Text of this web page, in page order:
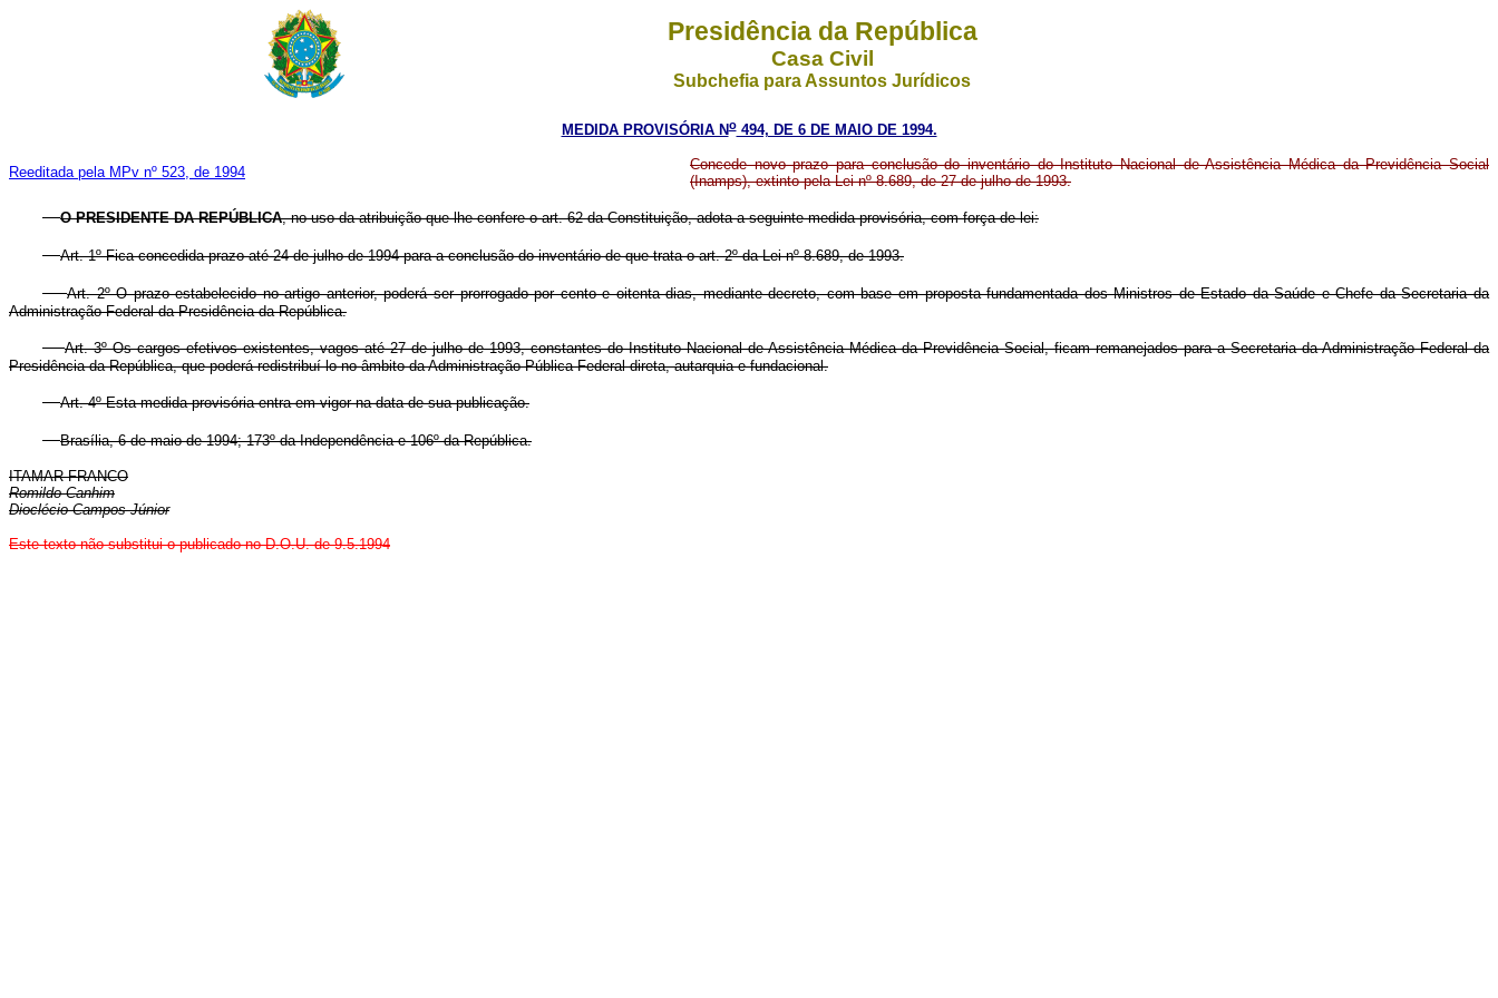
Presidência da República
Casa Civil
Subchefia para Assuntos Jurídicos
MEDIDA PROVISÓRIA No494, DE 6 DE MAIO DE 1994.
Reeditada pela MPv nº 523, de 1994
Concede novo prazo para conclusão do inventário do Instituto Nacional de Assistência Médica da Previdência Social
(Inamps), extinto pela Lei nº 8.689, de 27 de julho de 1993.
O PRESIDENTE DA REPÚBLICA, no uso da atribuição que lhe confere o art. 62 da Constituição, adota a seguinte medida provisória, com força de lei:
Art. 1º Fica concedida prazo até 24 de julho de 1994 para a conclusão do inventário de que trata o art. 2º da Lei nº 8.689, de 1993.
Art. 2º O prazo estabelecido no artigo anterior, poderá ser prorrogado por cento e oitenta dias, mediante decreto, com base em proposta fundamentada dos Ministros de Estado da Saúde e Chefe da Secretaria da
Administração Federal da Presidência da República.
Art. 3º Os cargos efetivos existentes, vagos até 27 de julho de 1993, constantes do Instituto Nacional de Assistência Médica da Previdência Social, ficam remanejados para a Secretaria da Administração Federal da
Presidência da República, que poderá redistribuí-lo no âmbito da Administração Pública Federal direta, autarquia e fundacional.
Art. 4º Esta medida provisória entra em vigor na data de sua publicação.
Brasília, 6 de maio de 1994; 173º da Independência e 106º da República.
ITAMAR FRANCO
Romildo Canhim
Dioclécio Campos Júnior
Este texto não substitui o publicado no D.O.U. de 9.5.1994